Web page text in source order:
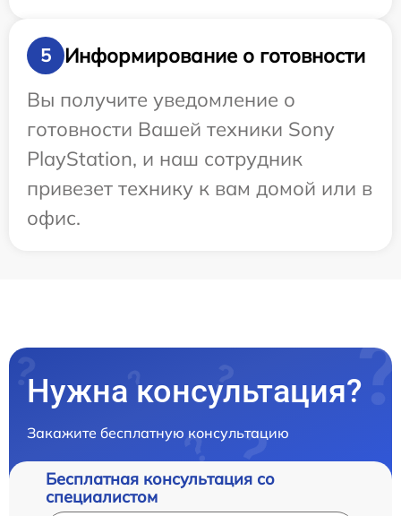
5
Информирование о готовности
Вы получите уведомление о
готовности Вашей техники Sony
PlayStation, и наш сотрудник
привезет технику к вам домой или в
офис.
Нужна консультация?
Закажите бесплатную консультацию
Бесплатная консультация со
специалистом